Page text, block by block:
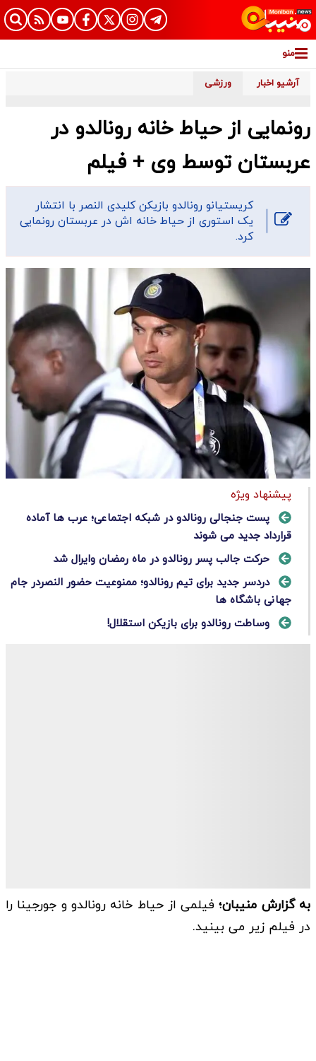
منو
آرشیو اخبار ورزشی
رونمایی از حیاط خانه رونالدو در
عربستان توسط وی + فیلم
کریستیانو رونالدو بازیکن کلیدی النصر با انتشار
یک استوری از حیاط خانه اش در عربستان رونمایی
کرد.
پیشنهاد ویژه
پست جنجالی رونالدو در شبکه اجتماعی؛ عرب ها آماده
قرارداد جدید می شوند
حرکت جالب پسر رونالدو در ماه رمضان وایرال شد
دردسر جدید برای تیم رونالدو؛ ممنوعیت حضور النصردر جام
جهانی باشگاه ها
وساطت رونالدو برای بازیکن استقلال!
به گزارش منیبان؛ فیلمی از حیاط خانه رونالدو و جورجینا را
در فیلم زیر می بینید.